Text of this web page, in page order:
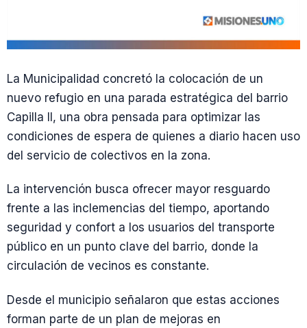
La Municipalidad concretó la colocación de un
nuevo refugio en una parada estratégica del barrio
Capilla II, una obra pensada para optimizar las
condiciones de espera de quienes a diario hacen uso
del servicio de colectivos en la zona.
La intervención busca ofrecer mayor resguardo
frente a las inclemencias del tiempo, aportando
seguridad y confort a los usuarios del transporte
público en un punto clave del barrio, donde la
circulación de vecinos es constante.
Desde el municipio señalaron que estas acciones
forman parte de un plan de mejoras en